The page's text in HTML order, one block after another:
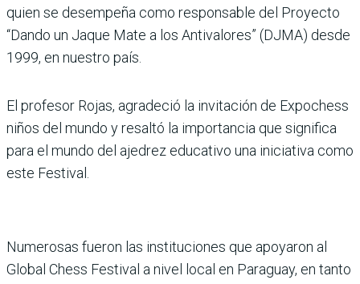
quien se desempeña como responsable del Proyecto
“Dando un Jaque Mate a los Antivalores” (DJMA) desde
1999, en nuestro país.
El profesor Rojas, agradeció la invitación de Expochess
niños del mundo y resaltó la importancia que significa
para el mundo del ajedrez educativo una iniciativa como
este Festival.
Numerosas fueron las instituciones que apoyaron al
Global Chess Festival a nivel local en Paraguay, en tanto